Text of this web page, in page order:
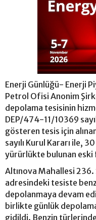
Enerji Günlüğü- Enerji
Petrol Ofisi Anonim
depolama tesisinin
DEP/474-11/10369
gösteren tesis için
sayılı Kurul Kararı ile,
yürürlükte bulunan eski
Altınova Mahallesi 236.
adresindeki tesiste
depolanmaya devam
birlikte günlük
gidildi. Benzin